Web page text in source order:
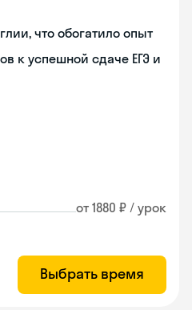
что обогатило опыт
к успешной сдаче ЕГЭ и
от 1880 ₽ / урок
Выбрать время